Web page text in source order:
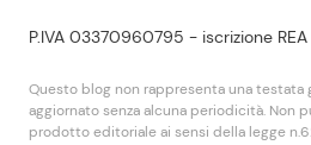
P.IVA 03370960795 - iscrizione
Questo blog non rappresenta una testata
aggiornato senza alcuna periodicità. Non
prodotto editoriale ai sensi della legge